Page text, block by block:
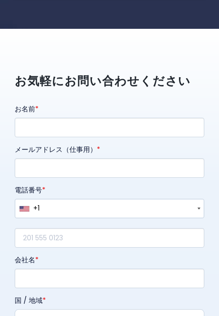
お気軽にお問い合わせください
お名前
メールアドレス（仕事用）
電話番号
+1
会社名
国 / 地域